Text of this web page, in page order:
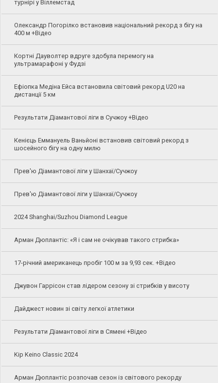
турнірі у Віллемстад
Олександр Погорілко встановив національний рекорд з бігу на
400 м +Відео
Кортні Дауволтер вдруге здобула перемогу на
ультрамарафоні у Фудзі
Ефіопка Медіна Ейса встановила світовий рекорд U20 на
дистанції 5 км
Результати Діамантової ліги в Сучжоу +Відео
Кенієць Еммануель Ваньйоні встановив світовий рекорд з
шосейного бігу на одну милю
Прев'ю Діамантової ліги у Шанхаї/Сучжоу
Прев'ю Діамантової ліги у Шанхаї/Сучжоу
2024 Shanghai/Suzhou Diamond League
Арман Дюплантіс: «Я і сам не очікував такого стрибка»
17-річний американець пробіг 100 м за 9,93 сек. +Відео
Джувон Гаррісон став лідером сезону зі стрибків у висоту
Дайджест новин зі світу легкої атлетики
Результати Діамантової ліги в Сямені +Відео
Kip Keino Classic 2024
Арман Дюплантіс розпочав сезон із світового рекорду